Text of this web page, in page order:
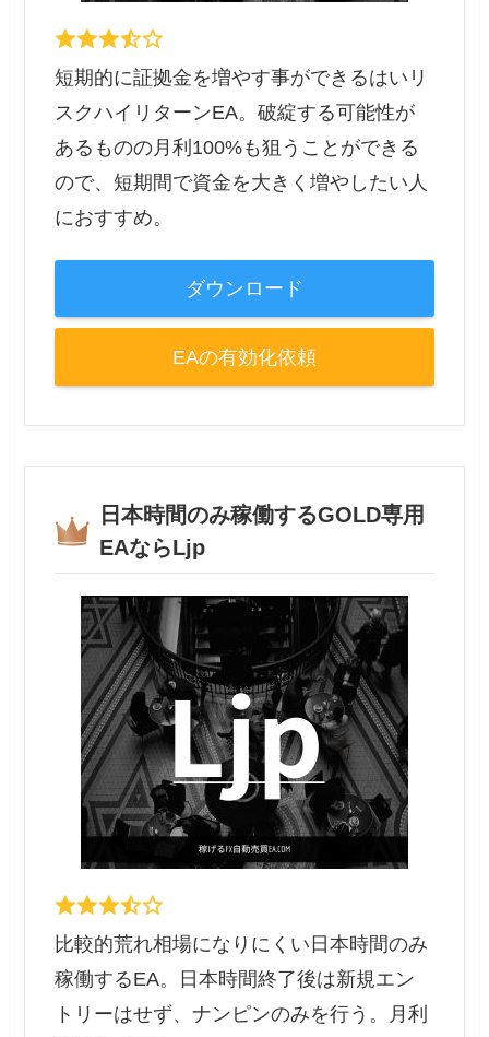
短期的に証拠金を増やす事ができるはいリ
スクハイリターンEA。破綻する可能性が
あるものの月利100%も狙うことができる
ので、短期間で資金を大きく増やしたい人
におすすめ。
ダウンロード
EAの有効化依頼
日本時間のみ稼働するGOLD専用
EAならLjp
比較的荒れ相場になりにくい日本時間のみ
稼働するEA。日本時間終了後は新規エン
トリーはせず、ナンピンのみを行う。月利